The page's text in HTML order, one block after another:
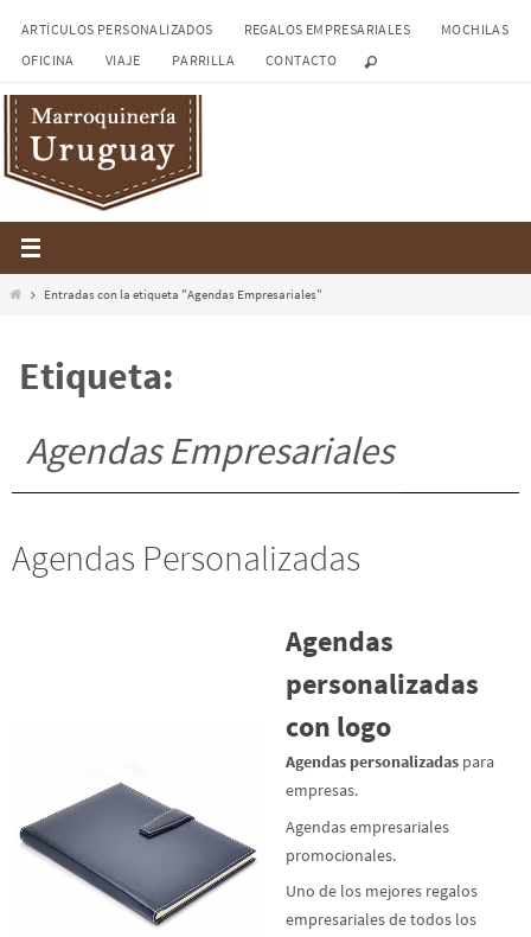
ARTÍCULOS PERSONALIZADOS REGALOS EMPRESARIALES
MOCHILAS
OFICINA
VIAJE PARRILLA CONTACTO
InicioEntradas con la etiqueta "Agendas Empresariales"
Etiqueta:
Agendas Empresariales
Agendas Personalizadas
Agendas
personalizadas
con logo
Agendas personalizadas para
empresas.
Agendas empresariales
promocionales.
Uno de los mejores regalos
empresariales de todos los